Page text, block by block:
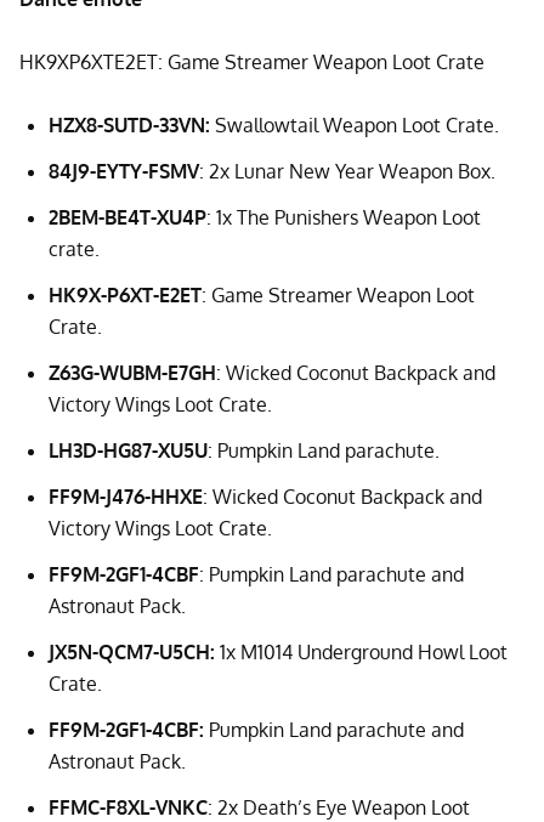
HK9XP6XTE2ET: Game Streamer Weapon Loot Crate
HZX8-SUTD-33VN: Swallowtail Weapon Loot Crate.
84J9-EYTY-FSMV: 2x Lunar New Year Weapon Box.
2BEM-BE4T-XU4P: 1x The Punishers Weapon Loot
crate.
HK9X-P6XT-E2ET: Game Streamer Weapon Loot
Crate.
Z63G-WUBM-E7GH: Wicked Coconut Backpack and
Victory Wings Loot Crate.
LH3D-HG87-XU5U: Pumpkin Land parachute.
FF9M-J476-HHXE: Wicked Coconut Backpack and
Victory Wings Loot Crate.
FF9M-2GF1-4CBF: Pumpkin Land parachute and
Astronaut Pack.
JX5N-QCM7-U5CH: 1x M1014 Underground Howl Loot
Crate.
FF9M-2GF1-4CBF: Pumpkin Land parachute and
Astronaut Pack.
FFMC-F8XL-VNKC: 2x Death’s Eye Weapon Loot